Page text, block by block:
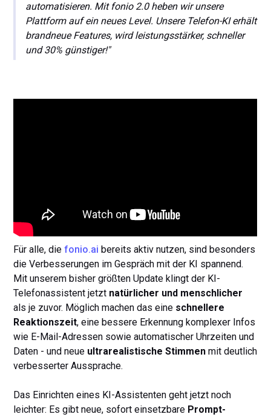
automatisieren. Mit fonio 2.0 heben wir unsere
Plattform auf ein neues Level. Unsere Telefon-KI erhält
brandneue Features, wird leistungsstärker, schneller
und 30% günstiger!"
Für alle, diefonio.ai bereits aktiv nutzen, sind besonders
die Verbesserungen im Gespräch mit der KI spannend.
Mit unserem bisher größten Update klingt der KI-
Telefonassistent jetzt natürlicher und menschlicher
als je zuvor. Möglich machen das eine schnellere
Reaktionszeit, eine bessere Erkennung komplexer Infos
wie E-Mail-Adressen sowie automatischer Uhrzeiten und
Daten - und neue ultrarealistische Stimmen mit deutlich
verbesserter Aussprache.
Das Einrichten eines KI-Assistenten geht jetzt noch
leichter: Es gibt neue, sofort einsetzbare Prompt-